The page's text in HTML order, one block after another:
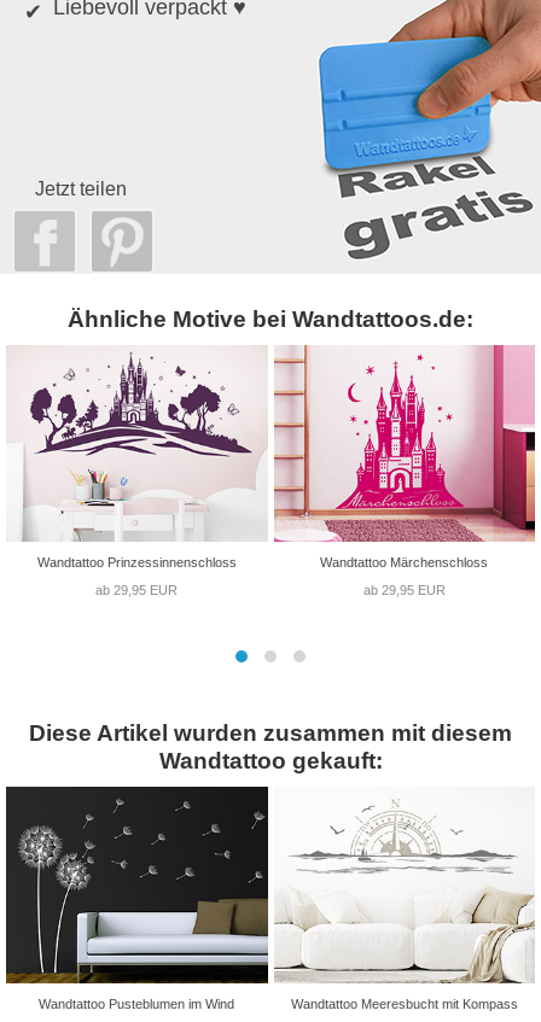
Liebevoll verpackt ♥
Jetzt teilen
Ähnliche Motive bei Wandtattoos.de:
Wandtattoo Prinzessinnenschloss
ab 29,95 EUR
Wandtattoo Märchenschloss
ab 29,95 EUR
Diese Artikel wurden zusammen mit diesem
Wandtattoo gekauft:
Wandtattoo Pusteblumen im Wind
Wandtattoo Meeresbucht mit Kompass